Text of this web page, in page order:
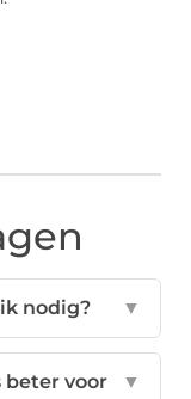
nodig? ▼
beter voor
▼